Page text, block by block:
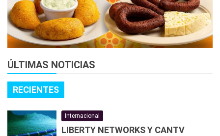
ÚLTIMAS NOTICIAS
RECIENTES
Internacional
LIBERTY NETWORKS Y CANTV